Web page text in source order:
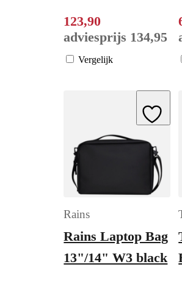
123,90
adviesprijs 134,95
Vergelijk
Add to
Rains
Rains Laptop Bag
13"/14" W3 black